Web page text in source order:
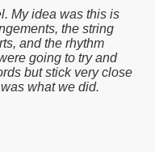
My idea was this is
the string
and the rhythm
going to try and
but stick very close
what we did.